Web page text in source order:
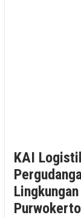
KAI
Purwokerto